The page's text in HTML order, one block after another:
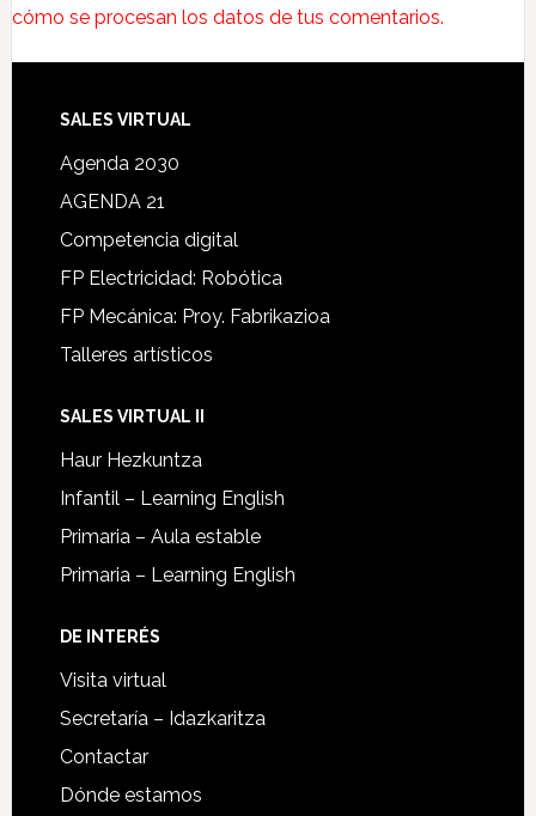
cómo se procesan los datos de tus comentarios.
SALES VIRTUAL
Agenda 2030
AGENDA 21
Competencia digital
FP Electricidad: Robótica
FP Mecánica: Proy. Fabrikazioa
Talleres artísticos
SALES VIRTUAL II
Haur Hezkuntza
Infantil – Learning English
Primaria – Aula estable
Primaria – Learning English
DE INTERÉS
Visita virtual
Secretaría – Idazkaritza
Contactar
Dónde estamos